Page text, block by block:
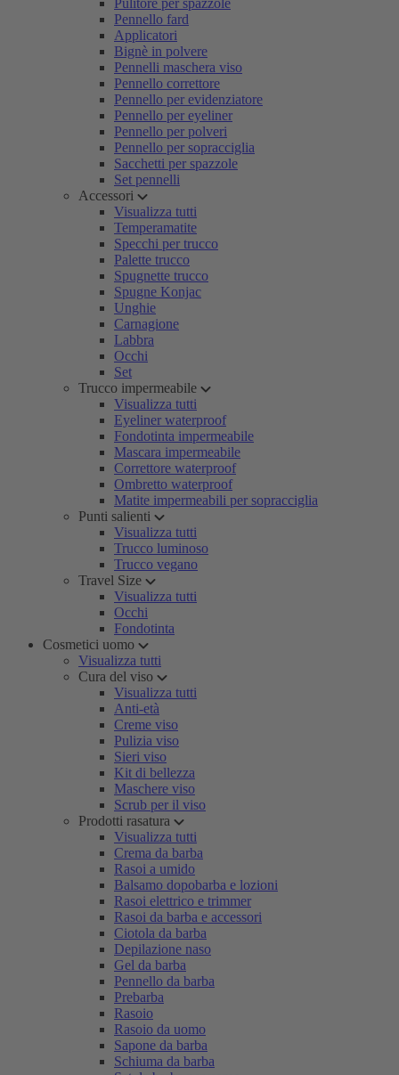
Pulitore per spazzole
Pennello fard
Applicatori
Bignè in polvere
Pennelli maschera viso
Pennello correttore
Pennello per evidenziatore
Pennello per eyeliner
Pennello per polveri
Pennello per sopracciglia
Sacchetti per spazzole
Set pennelli
Accessori
Visualizza tutti
Temperamatite
Specchi per trucco
Palette trucco
Spugnette trucco
Spugne Konjac
Unghie
Carnagione
Labbra
Occhi
Set
Trucco impermeabile
Visualizza tutti
Eyeliner waterproof
Fondotinta impermeabile
Mascara impermeabile
Correttore waterproof
Ombretto waterproof
Matite impermeabili per sopracciglia
Punti salienti
Visualizza tutti
Trucco luminoso
Trucco vegano
Travel Size
Visualizza tutti
Occhi
Fondotinta
Cosmetici uomo
Visualizza tutti
Cura del viso
Visualizza tutti
Anti-età
Creme viso
Pulizia viso
Sieri viso
Kit di bellezza
Maschere viso
Scrub per il viso
Prodotti rasatura
Visualizza tutti
Crema da barba
Rasoi a umido
Balsamo dopobarba e lozioni
Rasoi elettrico e trimmer
Rasoi da barba e accessori
Ciotola da barba
Depilazione naso
Gel da barba
Pennello da barba
Prebarba
Rasoio
Rasoio da uomo
Sapone da barba
Schiuma da barba